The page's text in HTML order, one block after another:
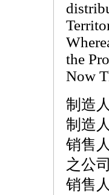
the
Now
制造
制造
销售
之公司
销售